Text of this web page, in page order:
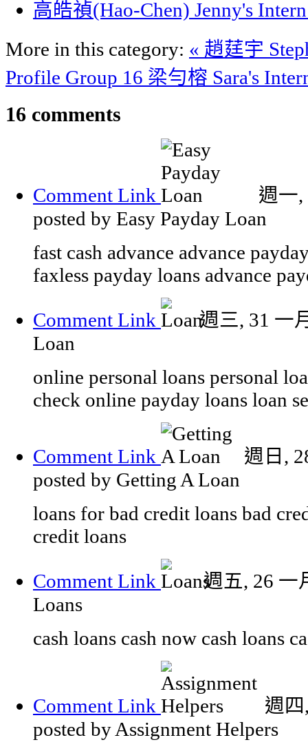
高皓禎(Hao-Chen) Jenny's
More in this category: « 趙莛宇
Profile Group 16 梁勻榕 Sara's
16 comments
Comment Link
週一,
posted by Easy Payday Loan
fast cash advance advance
faxless payday loans advance
Comment Link
週三, 31 一
Loan
online personal loans personal
check online payday loans loan
Comment Link
週日,
posted by Getting A Loan
loans for bad credit loans bad
credit loans
Comment Link
週五, 26 一
Loans
cash loans cash now cash loans
Comment Link
週四
posted by Assignment Helpers